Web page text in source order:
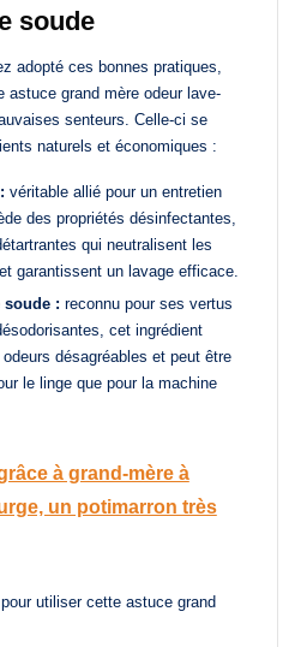
soude
adopté ces bonnes pratiques,
astuce grand mère odeur lave-
senteurs. Celle-ci se
naturels et économiques :
véritable allié pour un entretien
des propriétés désinfectantes,
qui neutralisent les
garantissent un lavage efficace.
soude : reconnu pour ses vertus
cet ingrédient
désagréables et peut être
le linge que pour la machine
à grand-mère à
un potimarron très
utiliser cette astuce grand